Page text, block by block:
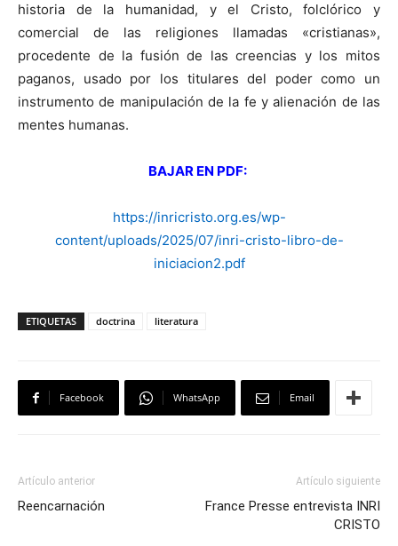
historia de la humanidad, y el Cristo, folclórico y
comercial de las religiones llamadas «cristianas»,
procedente de la fusión de las creencias y los mitos
paganos, usado por los titulares del poder como un
instrumento de manipulación de la fe y alienación de las
mentes humanas.
BAJAR EN PDF:
https://inricristo.org.es/wp-
content/uploads/2025/07/inri-cristo-libro-de-
iniciacion2.pdf
ETIQUETAS doctrina literatura
Facebook WhatsApp Email
Artículo anterior
Reencarnación
Artículo siguiente
France Presse entrevista INRI
CRISTO